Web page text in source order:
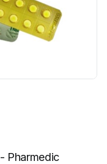
Pharmedic